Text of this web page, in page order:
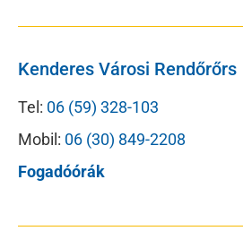
Kenderes Városi Rendőrőrs
Tel: 06 (59) 328-103
Mobil: 06 (30) 849-2208
Fogadóórák